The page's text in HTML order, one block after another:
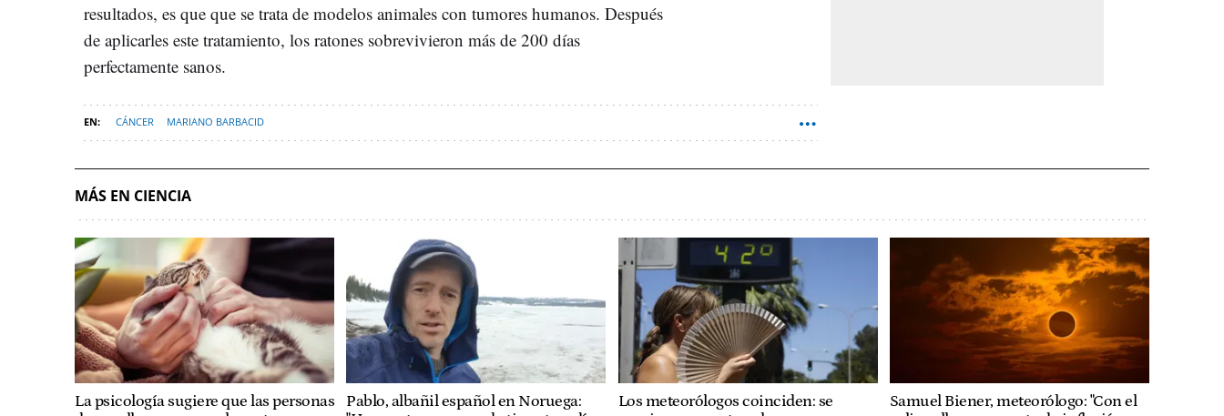
resultados, es que que se trata de modelos animales con tumores humanos. Después
de aplicarles este tratamiento, los ratones sobrevivieron más de 200 días
perfectamente sanos.
CÁNCER MARIANO BARBACID
MÁS EN CIENCIA
La psicología sugiere que las personas
Pablo, albañil español en Noruega:
Los meteorólogos coinciden: se
Samuel Biener, meteorólogo: "Con el